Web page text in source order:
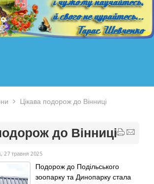
Цікава подорож до Вінниці
до Вінниці
27 травня 2025
Подорож до Подільського
зоопарку та Динопарку стала